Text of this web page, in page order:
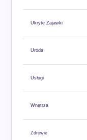
Ukryte Zajawki
Uroda
Usługi
Wnętrza
Zdrowie